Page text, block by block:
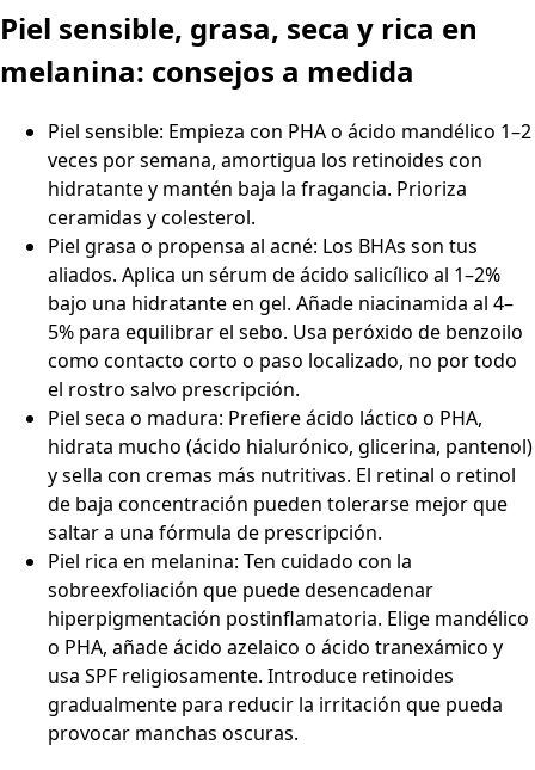
Piel sensible, grasa, seca y rica en
melanina: consejos a medida
Piel sensible: Empieza con PHA o ácido mandélico 1–2
veces por semana, amortigua los retinoides con
hidratante y mantén baja la fragancia. Prioriza
ceramidas y colesterol.
Piel grasa o propensa al acné: Los BHAs son tus
aliados. Aplica un sérum de ácido salicílico al 1–2%
bajo una hidratante en gel. Añade niacinamida al 4–
5% para equilibrar el sebo. Usa peróxido de benzoilo
como contacto corto o paso localizado, no por todo
el rostro salvo prescripción.
Piel seca o madura: Prefiere ácido láctico o PHA,
hidrata mucho (ácido hialurónico, glicerina, pantenol)
y sella con cremas más nutritivas. El retinal o retinol
de baja concentración pueden tolerarse mejor que
saltar a una fórmula de prescripción.
Piel rica en melanina: Ten cuidado con la
sobreexfoliación que puede desencadenar
hiperpigmentación postinflamatoria. Elige mandélico
o PHA, añade ácido azelaico o ácido tranexámico y
usa SPF religiosamente. Introduce retinoides
gradualmente para reducir la irritación que pueda
provocar manchas oscuras.